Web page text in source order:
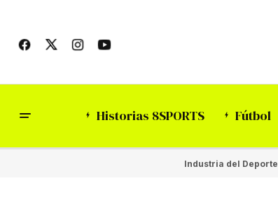
Historias 8SPORTS Fútbol
Industria del Deporte